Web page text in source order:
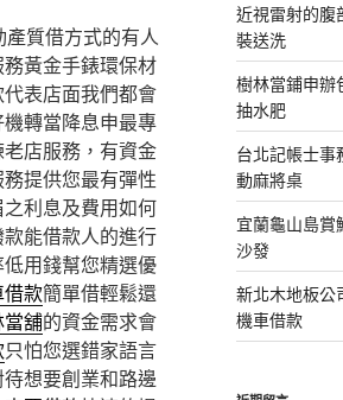
產質借方式的有人
黃金手錶環保材
表店面我們都會
轉當降息申最專
店服務，有資金
提供您最有彈性
利息及費用如何
能借款人的進行
用錢幫您精選優
款簡單借輕鬆還
舖的資金需求會
只怕您選錯家語言
想要創業和路邊
近視雷射的腹
裝送洗
樹林當鋪申辦
抽水肥
台北記帳士
動麻將桌
宜蘭龜山島賞
沙發
新北木地板公
機車借款